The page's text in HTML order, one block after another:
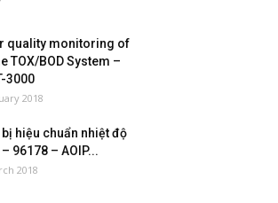
quality monitoring of
TOX/BOD System –
3000
2018
hiệu chuẩn nhiệt độ
96178 – AOIP...
2018